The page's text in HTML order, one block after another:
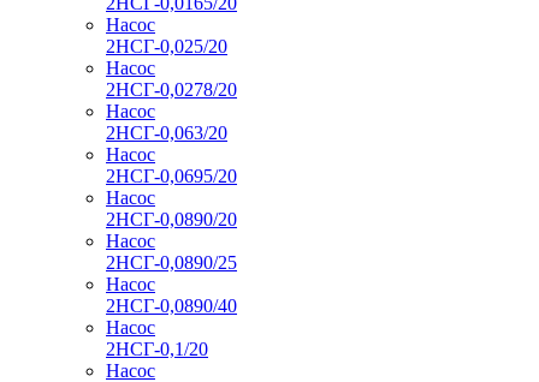
Насос
2НСГ-0,025/20
Насос
2НСГ-0,0278/20
Насос
2НСГ-0,063/20
Насос
2НСГ-0,0695/20
Насос
2НСГ-0,0890/20
Насос
2НСГ-0,0890/25
Насос
2НСГ-0,0890/40
Насос
2НСГ-0,1/20
Насос